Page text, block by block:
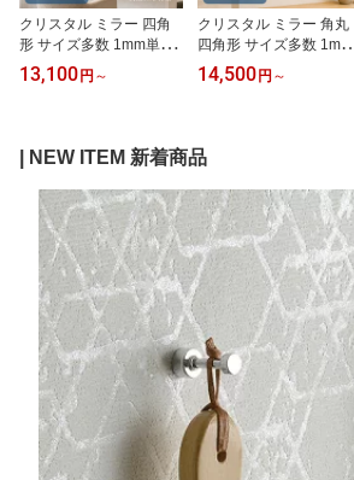
クリスタル ミラー 四角
形 サイズ多数 1mm単位
の指定も◎ 長方形 正方
形 鏡 壁掛け ミラー 壁掛
け鏡 ウオールミラー 姿
見 全身 角型 四角 四角形
風水鏡 ミラー 夏セール
送料無料 模様替え
13,100 円 ～
クリスタル ミラー 角丸
四角形 サイズ多数 1mm
単位の指定も◎ 角が丸い
長方形 正方形 鏡 壁掛け
トイレ 壁掛け鏡 ウオー
ルミラー 姿見 全身 角型
四角 四角形 風水鏡 ミラ
ー 夏セール 送料無料 模
様替え
14,500 円 ～
| NEW ITEM 新着商品